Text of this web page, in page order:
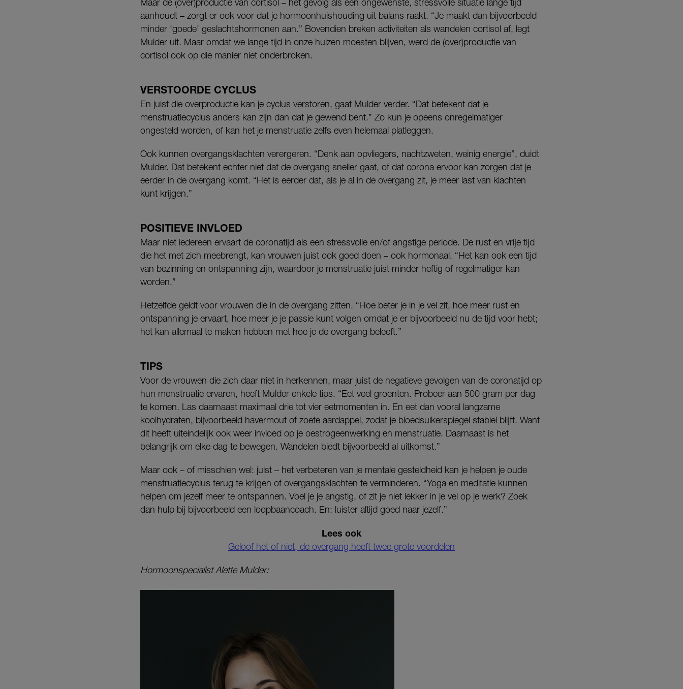
aanhoudt – zorgt er ook voor dat je hormoonhuishouding uit balans raakt. “Je maakt dan bijvoorbeeld
minder ‘goede’ geslachtshormonen aan.” Bovendien breken activiteiten als wandelen cortisol af, legt
Mulder uit. Maar omdat we lange tijd in onze huizen moesten blijven, werd de (over)productie van
cortisol ook op die manier niet onderbroken.
VERSTOORDE CYCLUS
En juist die overproductie kan je cyclus verstoren, gaat Mulder verder. “Dat betekent dat je
menstruatiecyclus anders kan zijn dan dat je gewend bent.” Zo kun je opeens onregelmatiger
ongesteld worden, of kan het je menstruatie zelfs even helemaal platleggen.
Ook kunnen overgangsklachten verergeren. “Denk aan opvliegers, nachtzweten, weinig energie”, duidt
Mulder. Dat betekent echter niet dat de overgang sneller gaat, of dat corona ervoor kan zorgen dat je
eerder in de overgang komt. “Het is eerder dat, als je al in de overgang zit, je meer last van klachten
kunt krijgen.”
POSITIEVE INVLOED
Maar niet iedereen ervaart de coronatijd als een stressvolle en/of angstige periode. De rust en vrije tijd
die het met zich meebrengt, kan vrouwen juist ook goed doen – ook hormonaal. “Het kan ook een tijd
van bezinning en ontspanning zijn, waardoor je menstruatie juist minder heftig of regelmatiger kan
worden.”
Hetzelfde geldt voor vrouwen die in de overgang zitten. “Hoe beter je in je vel zit, hoe meer rust en
ontspanning je ervaart, hoe meer je je passie kunt volgen omdat je er bijvoorbeeld nu de tijd voor hebt;
het kan allemaal te maken hebben met hoe je de overgang beleeft.”
TIPS
Voor de vrouwen die zich daar niet in herkennen, maar juist de negatieve gevolgen van de coronatijd op
hun menstruatie ervaren, heeft Mulder enkele tips. “Eet veel groenten. Probeer aan 500 gram per dag
te komen. Las daarnaast maximaal drie tot vier eetmomenten in. En eet dan vooral langzame
koolhydraten, bijvoorbeeld havermout of zoete aardappel, zodat je bloedsuikerspiegel stabiel blijft. Want
dit heeft uiteindelijk ook weer invloed op je oestrogeenwerking en menstruatie. Daarnaast is het
belangrijk om elke dag te bewegen. Wandelen biedt bijvoorbeeld al uitkomst.”
Maar ook – of misschien wel: juist – het verbeteren van je mentale gesteldheid kan je helpen je oude
menstruatiecyclus terug te krijgen of overgangsklachten te verminderen. “Yoga en meditatie kunnen
helpen om jezelf meer te ontspannen. Voel je je angstig, of zit je niet lekker in je vel op je werk? Zoek
dan hulp bij bijvoorbeeld een loopbaancoach. En: luister altijd goed naar jezelf.”
Lees ook
Geloof het of niet, de overgang heeft twee grote voordelen
Hormoonspecialist Alette Mulder: